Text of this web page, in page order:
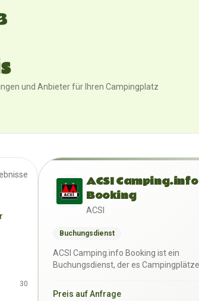
und Anbieter für Ihren Campingplatz
30
ACSI Camping.info
Booking
ACSI
Buchungsdienst
ACSI Camping.info Booking ist ein
Buchungsdienst, der es
Preis auf Anfrage